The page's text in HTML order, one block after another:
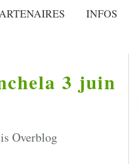
INFOS
3 juin
Overblog